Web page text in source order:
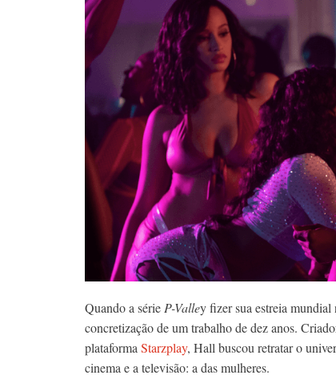
Quando a sérieP-Valley fizer sua estreia
concretização de um trabalho de dez anos.
plataformaStarzplay, Hall buscou retratar o
cinema e a televisão: a das mulheres.